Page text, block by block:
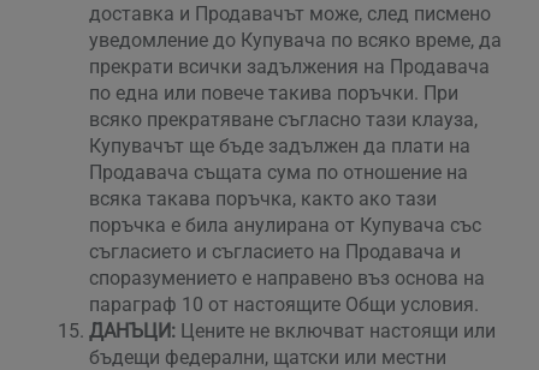
доставка и Продавачът може, след писмено
уведомление до Купувача по всяко време, да
прекрати всички задължения на Продавача
по една или повече такива поръчки. При
всяко прекратяване съгласно тази клауза,
Купувачът ще бъде задължен да плати на
Продавача същата сума по отношение на
всяка такава поръчка, както ако тази
поръчка е била анулирана от Купувача със
съгласието и съгласието на Продавача и
споразумението е направено въз основа на
параграф 10 от настоящите Общи условия.
ДАНЪЦИ:Цените не включват настоящи или
бъдещи федерални, щатски или местни